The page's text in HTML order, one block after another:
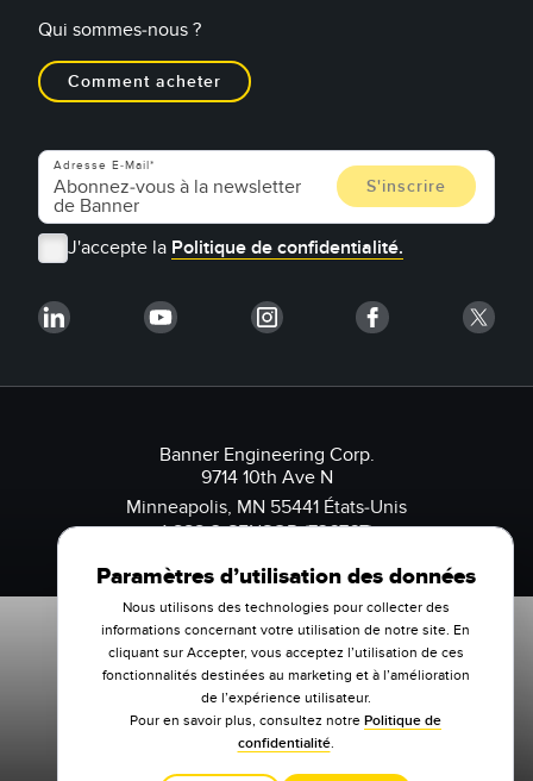
Qui sommes-nous ?
Comment acheter
Adresse E-Mail
J'accepte la Politique de confidentialité.
Banner Engineering Corp.
9714 10th Ave N
Minneapolis, MN 55441 États-Unis
1-888-3-SENSOR (736767)
Paramètres d’utilisation des données
Nous utilisons des technologies pour collecter des
informations concernant votre utilisation de notre site. En
cliquant sur Accepter, vous acceptez l’utilisation de ces
fonctionnalités destinées au marketing et à l’amélioration
de l’expérience utilisateur.
Pour en savoir plus, consultez notre Politique de
confidentialité.